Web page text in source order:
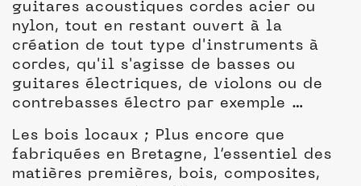
guitares acoustiques cordes acier ou
nylon, tout en restant ouvert à la
création de tout type d'instruments à
cordes, qu'il s'agisse de basses ou
guitares électriques, de violons ou de
contrebasses électro par exemple …
Les bois locaux ; Plus encore que
fabriquées en Bretagne, l’essentiel des
matières premières, bois, composites,